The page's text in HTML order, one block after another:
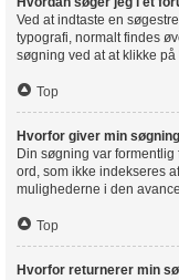
Ved at indtaste en
typografi, normalt findes
søgning ved at at klikke
Top
Hvorfor giver min
Din søgning var
ord, som ikke indekseres
mulighederne i den
Top
Hvorfor returnerer min